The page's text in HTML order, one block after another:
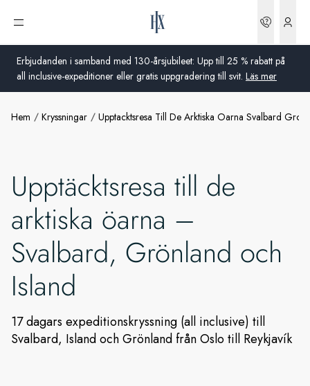
Erbjudanden i samband med 130-årsjubileet: Upp till 25 % rabatt på
all inclusive-expeditioner eller gratis uppgradering till svit. Läs mer
Öppna meny
Storbritannien
USA
Tyskland
Schweiz
Sverige
Global
Hem Kryssningar Upptacktsresa Till De Arktiska Oarna Svalbard
Upptäcktsresa till de
arktiska öarna –
Svalbard, Grönland och
Island
17 dagars expeditionskryssning (all inclusive) till
Svalbard, Island och Grönland från Oslo till Reykjavík
Extras
Fartyg